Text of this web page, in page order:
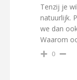
Tenzij je
natuurlijk.
we dan
Waarom
0